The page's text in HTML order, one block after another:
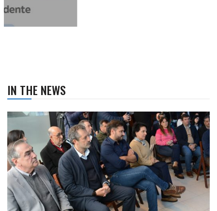
IN THE NEWS